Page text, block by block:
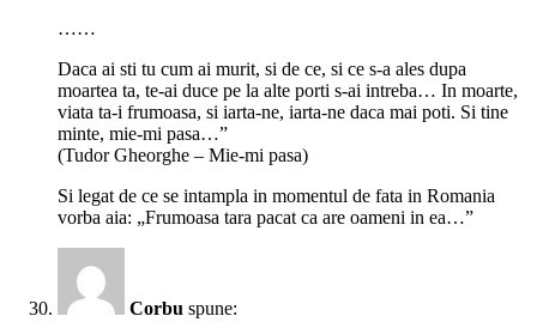
……
Daca ai sti tu cum ai murit, si de ce, si ce s-a ales dupa
moartea ta, te-ai duce pe la alte porti s-ai intreba… In moarte,
viata ta-i frumoasa, si iarta-ne, iarta-ne daca mai poti. Si tine
minte, mie-mi pasa…”
(Tudor Gheorghe – Mie-mi pasa)
Si legat de ce se intampla in momentul de fata in Romania
vorba aia: „Frumoasa tara pacat ca are oameni in ea…”
Corbu spune: